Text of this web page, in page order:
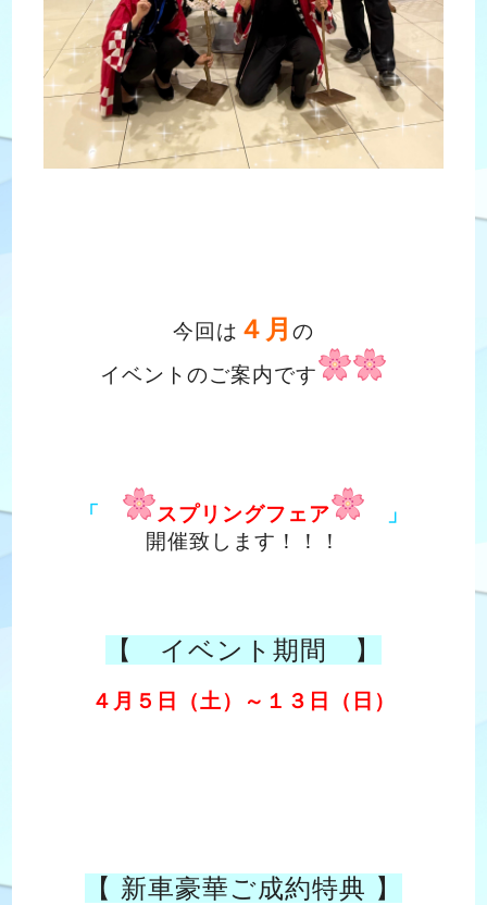
今回は ４ 月 の
イベントのご案内です
「 スプリングフェア
」
開催致します！！！
【 イベント期間 】
４月５日（土）～１３日（日）
【 新車豪華ご成約特典 】